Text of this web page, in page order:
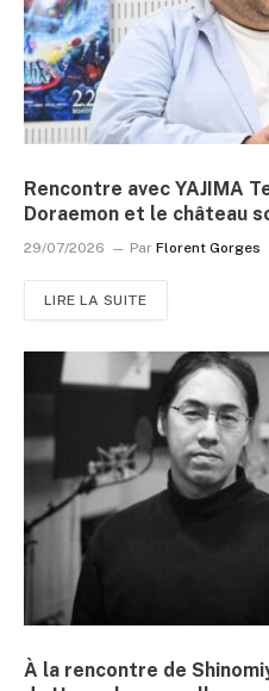
Rencontre avec YAJIMA
Doraemon et le château
29/07/2026 Par Florent Gorges
LIRE LA SUITE
À la rencontre de